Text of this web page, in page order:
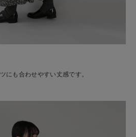
にも合わせやすい丈感です。